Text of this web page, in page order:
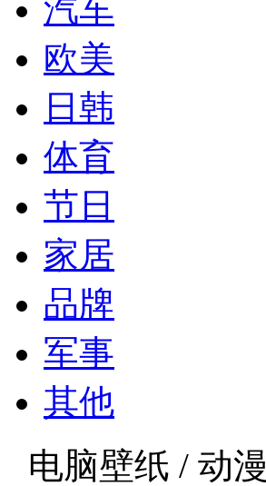
汽车
欧美
日韩
体育
节日
家居
品牌
军事
其他
电脑壁纸 / 动漫